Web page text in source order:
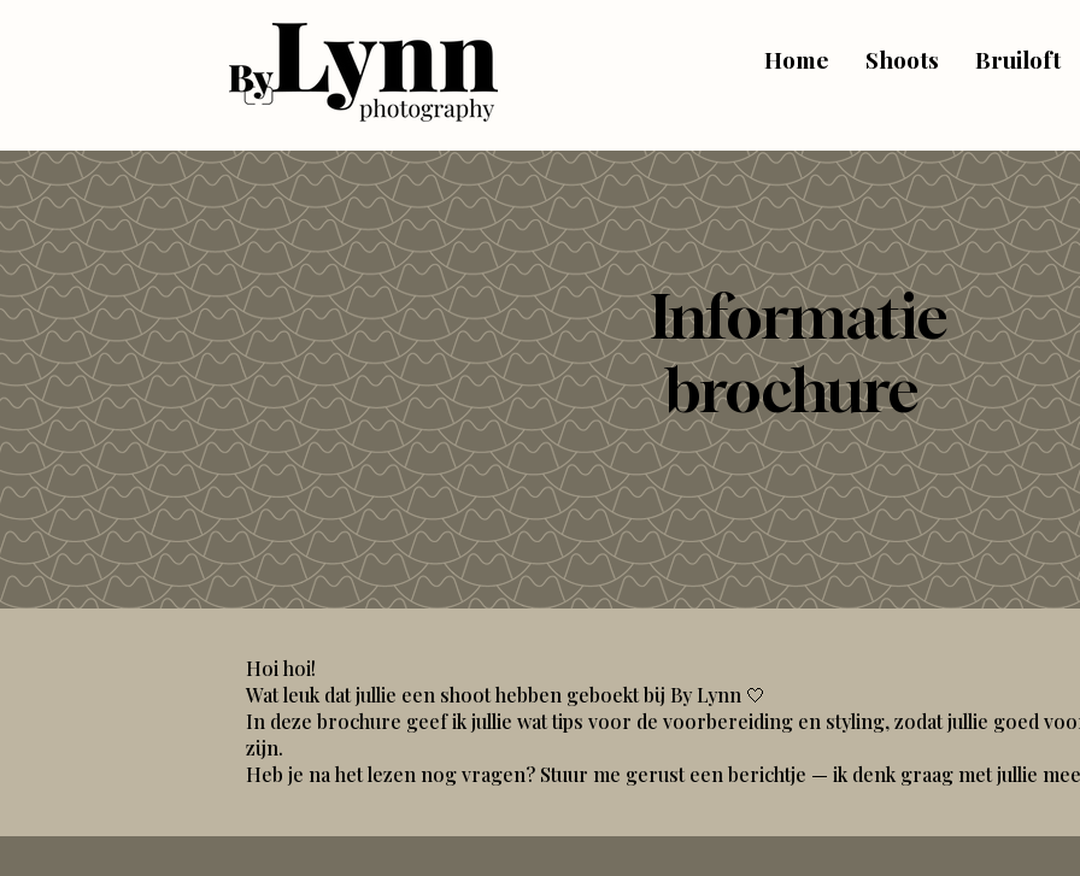
Home Shoots Bruiloft
Informatie
brochure
Hoi hoi!
Wat leuk dat jullie een shoot hebben geboekt bij By Lynn 🤍
In deze brochure geef ik jullie wat tips voor de voorbereiding en styling, zodat jullie goed
zijn.
Heb je na het lezen nog vragen? Stuur me gerust een berichtje — ik denk graag met jullie